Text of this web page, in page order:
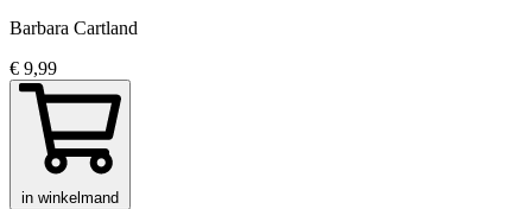
Barbara Cartland
€ 9,99
in winkelmand